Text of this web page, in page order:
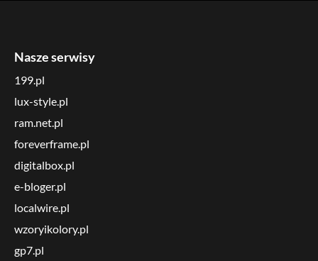
Nasze serwisy
199.pl
lux-style.pl
ram.net.pl
foreverframe.pl
digitalbox.pl
e-bloger.pl
localwire.pl
wzoryikolory.pl
gp7.pl